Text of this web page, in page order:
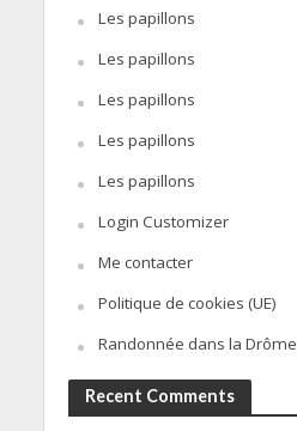
Les papillons
Les papillons
Les papillons
Les papillons
Les papillons
Login Customizer
Me contacter
Politique de cookies (UE)
Randonnée dans la Drôme
Recent Comments